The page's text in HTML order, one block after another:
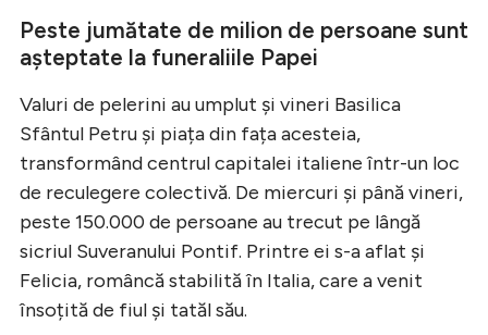
Peste jumătate de milion de persoane sunt
așteptate la funeraliile Papei
Valuri de pelerini au umplut și vineri Basilica
Sfântul Petru și piața din fața acesteia,
transformând centrul capitalei italiene într-un loc
de reculegere colectivă. De miercuri și până vineri,
peste 150.000 de persoane au trecut pe lângă
sicriul Suveranului Pontif. Printre ei s-a aflat și
Felicia, româncă stabilită în Italia, care a venit
însoțită de fiul și tatăl său.